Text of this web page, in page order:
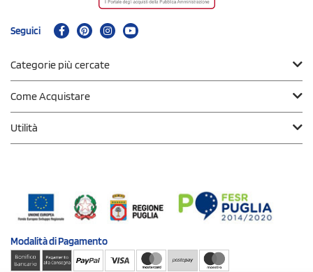
Seguici
Categorie più cercate
Come Acquistare
Utilità
Modalità diPagamento